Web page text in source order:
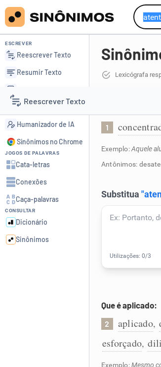
Reescrever Texto
Resumir Texto
Corrigir Texto
Detector de IA
Humanizador de IA
ESCREVER
Reescrever Texto
Resumir Texto
Detector de IA
Humanizador de IA
Sinônimos no Chrome
JOGOS DE PALAVRAS
Cata-letras
Conexões
Caça-palavras
CONSULTAR
Dicionário
Sinônimos
Lexicógrafa
Com atenção
1
Exemplo:Aquele
Antônimos:
Que é aplicado:
2 aplicado,
esforçado,
Exemplo:Mesmo